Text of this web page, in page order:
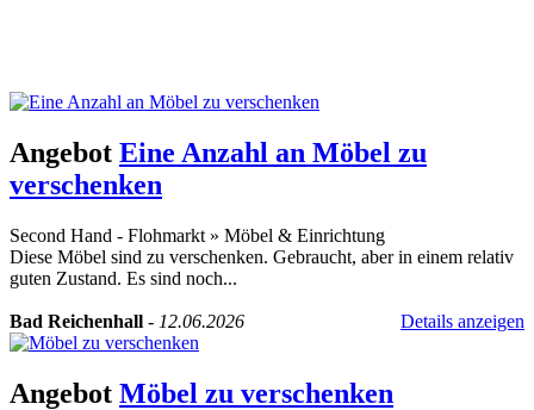
Angebot Eine Anzahl an Möbel zu
verschenken
Second Hand - Flohmarkt » Möbel & Einrichtung
Diese Möbel sind zu verschenken. Gebraucht, aber in einem relativ
guten Zustand. Es sind noch...
Bad Reichenhall - 12.06.2026 Details anzeigen
Angebot Möbel zu verschenken